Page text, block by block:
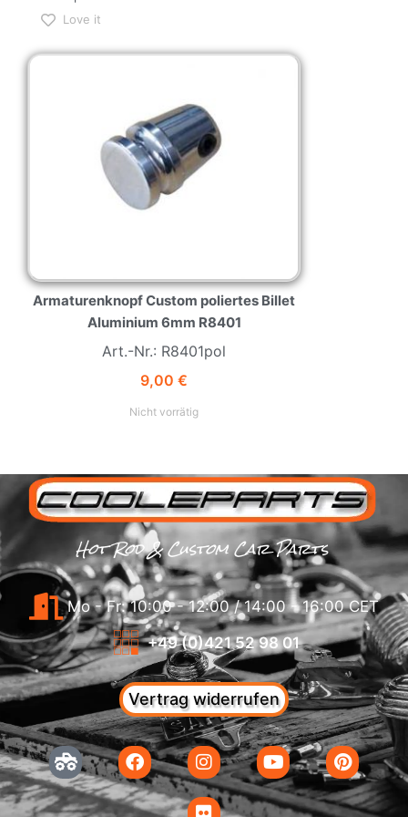
Love it
Armaturenknopf Custom poliertes Billet
Aluminium 6mm R8401
Art.-Nr.: R8401pol
9,00 €
Nicht vorrätig
Hot Rod & Custom Car Parts
Mo - Fr: 10:00 - 12:00 / 14:00 - 16:00 CET
+49 (0)421 52 98 01
Vertrag widerrufen